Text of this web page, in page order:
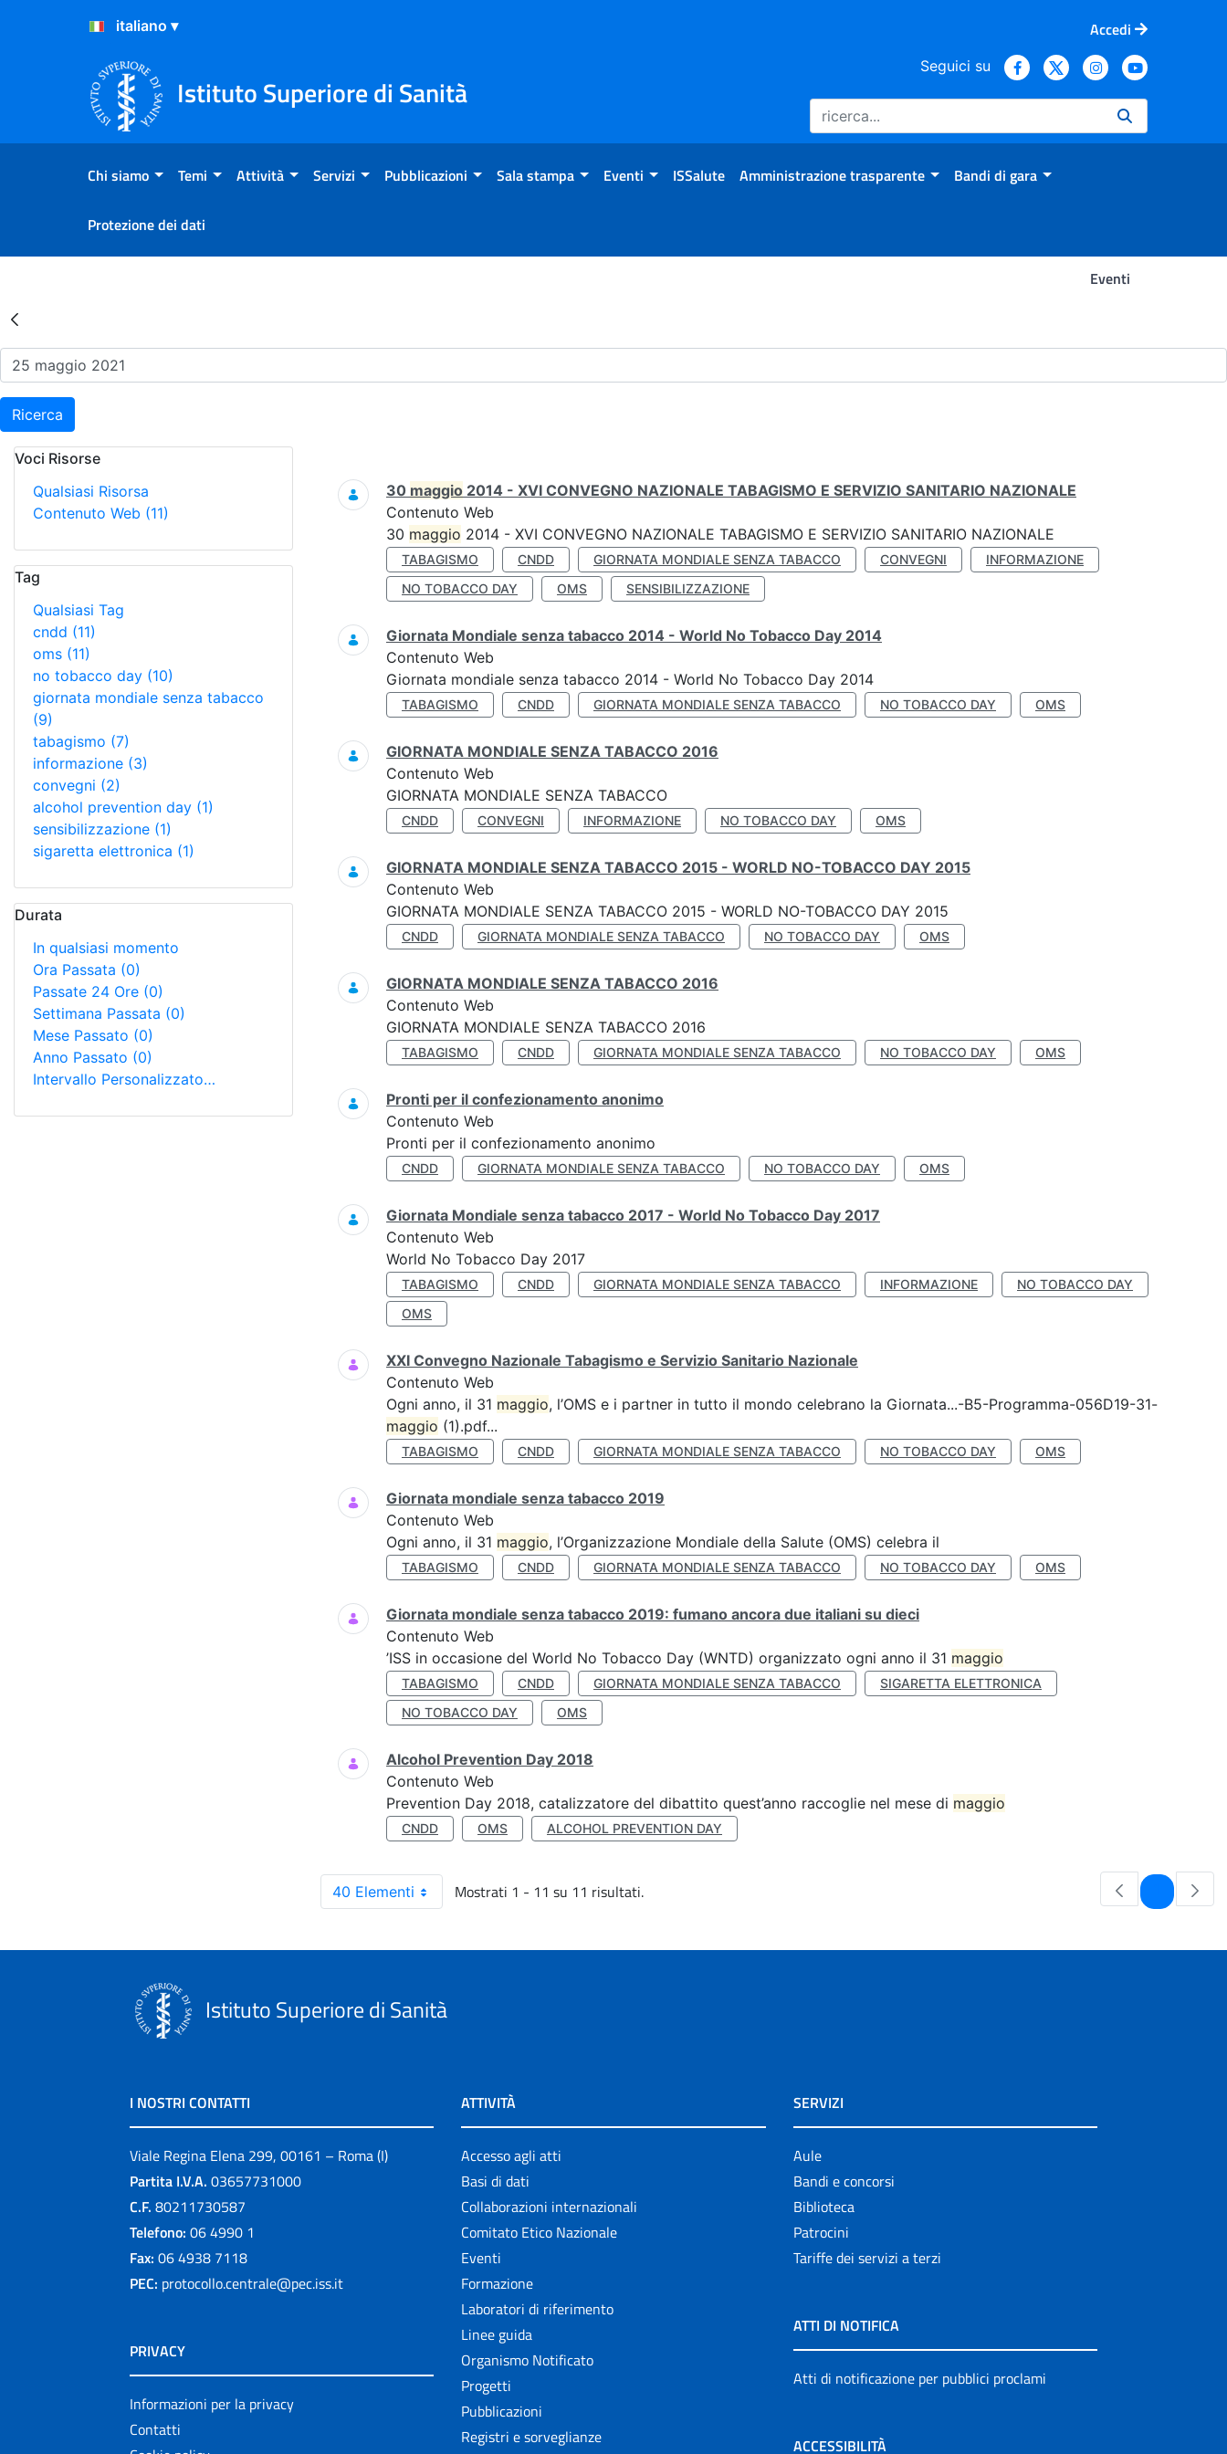
Salta al Contenuto
Salta al Footer
Accedi
Istituto Superiore di Sanità
Seguici su
Chi siamo Temi Attività Servizi Pubblicazioni Sala stampa Eventi ISSalute Amministrazione trasparente Bandi di gara
Protezione dei dati
Eventi
Risultati della Ricerca - Eventi
Ricerca
Voci Risorse
Qualsiasi Risorsa
Contenuto Web (11)
Tag
Qualsiasi Tag
cndd (11)
oms (11)
no tobacco day (10)
giornata mondiale senza tabacco
(9)
tabagismo (7)
informazione (3)
convegni (2)
alcohol prevention day (1)
sensibilizzazione (1)
sigaretta elettronica (1)
Durata
In qualsiasi momento
Ora Passata (0)
Passate 24 Ore (0)
Settimana Passata (0)
Mese Passato (0)
Anno Passato (0)
Intervallo Personalizzato…
Ricerca
30 maggio 2014 - XVI CONVEGNO NAZIONALE TABAGISMO E SERVIZIO SANITARIO NAZIONALE
Contenuto Web
30 maggio 2014 - XVI CONVEGNO NAZIONALE TABAGISMO E SERVIZIO SANITARIO NAZIONALE
TABAGISMO CNDD GIORNATA MONDIALE SENZA TABACCO CONVEGNI
INFORMAZIONE
NO TOBACCO DAY
OMS SENSIBILIZZAZIONE
Giornata Mondiale senza tabacco 2014 - World No Tobacco Day 2014
Contenuto Web
Giornata mondiale senza tabacco 2014 - World No Tobacco Day 2014
TABAGISMO CNDD GIORNATA MONDIALE SENZA TABACCO NO TOBACCO DAY OMS
GIORNATA MONDIALE SENZA TABACCO 2016
Contenuto Web
GIORNATA MONDIALE SENZA TABACCO
CNDD CONVEGNI INFORMAZIONE NO TOBACCO DAY OMS
GIORNATA MONDIALE SENZA TABACCO 2015 - WORLD NO-TOBACCO DAY 2015
Contenuto Web
GIORNATA MONDIALE SENZA TABACCO 2015 - WORLD NO-TOBACCO DAY 2015
CNDD GIORNATA MONDIALE SENZA TABACCO NO TOBACCO DAY OMS
GIORNATA MONDIALE SENZA TABACCO 2016
Contenuto Web
GIORNATA MONDIALE SENZA TABACCO 2016
TABAGISMO CNDD GIORNATA MONDIALE SENZA TABACCO NO TOBACCO DAY OMS
Pronti per il confezionamento anonimo
Contenuto Web
Pronti per il confezionamento anonimo
CNDD GIORNATA MONDIALE SENZA TABACCO NO TOBACCO DAY OMS
Giornata Mondiale senza tabacco 2017 - World No Tobacco Day 2017
Contenuto Web
World No Tobacco Day 2017
TABAGISMO CNDD GIORNATA MONDIALE SENZA TABACCO INFORMAZIONE
NO TOBACCO DAY
OMS
XXI Convegno Nazionale Tabagismo e Servizio Sanitario Nazionale
Contenuto Web
Ogni anno, il 31 maggio, l’OMS e i partner in tutto il mondo celebrano la Giornata...-B5-Programma-056D19-31-
maggio (1).pdf...
TABAGISMO CNDD GIORNATA MONDIALE SENZA TABACCO NO TOBACCO DAY OMS
Giornata mondiale senza tabacco 2019
Contenuto Web
Ogni anno, il 31 maggio, l’Organizzazione Mondiale della Salute (OMS) celebra il
TABAGISMO CNDD GIORNATA MONDIALE SENZA TABACCO NO TOBACCO DAY OMS
Giornata mondiale senza tabacco 2019: fumano ancora due italiani su dieci
Contenuto Web
’ISS in occasione del World No Tobacco Day (WNTD) organizzato ogni anno il 31 maggio
TABAGISMO CNDD GIORNATA MONDIALE SENZA TABACCO
SIGARETTA ELETTRONICA
NO TOBACCO DAY
OMS
Alcohol Prevention Day 2018
Contenuto Web
Prevention Day 2018, catalizzatore del dibattito quest’anno raccoglie nel mese di maggio
CNDD OMS ALCOHOL PREVENTION DAY
40 Elementi Mostrati 1 - 11 su 11 risultati. Pagina
Istituto Superiore di Sanità
I NOSTRI CONTATTI
Viale Regina Elena 299, 00161 – Roma (I)
Partita I.V.A. 03657731000
C.F. 80211730587
Telefono: 06 4990 1
Fax: 06 4938 7118
PEC: protocollo.centrale@pec.iss.it
PRIVACY
Informazioni per la privacy
Contatti
ATTIVITÀ
Accesso agli atti
Basi di dati
Collaborazioni internazionali
Comitato Etico Nazionale
Eventi
Formazione
Laboratori di riferimento
Linee guida
Organismo Notificato
Progetti
Pubblicazioni
Registri e sorveglianze
SERVIZI
Aule
Bandi e concorsi
Biblioteca
Patrocini
Tariffe dei servizi a terzi
ATTI DI NOTIFICA
Atti di notificazione per pubblici proclami
ACCESSIBILITÀ